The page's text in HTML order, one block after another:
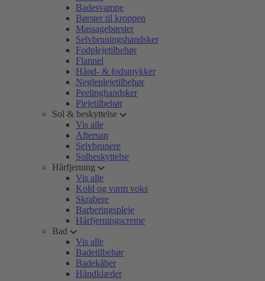
Badesvampe
Børster til kroppen
Massagebørster
Selvbruningshandsker
Fodplejetilbehør
Flannel
Hånd- & fodsmykker
Negleplejetilbehør
Peelinghandsker
Plejetilbehør
Sol & beskyttelse
Vis alle
Aftersun
Selvbrunere
Solbeskyttelse
Hårfjerning
Vis alle
Kold og varm voks
Skrabere
Barberingspleje
Hårfjerningscreme
Bad
Vis alle
Badetilbehør
Badekåber
Håndklæder